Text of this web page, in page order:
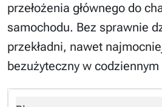
przełożenia głównego do
samochodu. Bez sprawnie
przekładni, nawet
bezużyteczny w